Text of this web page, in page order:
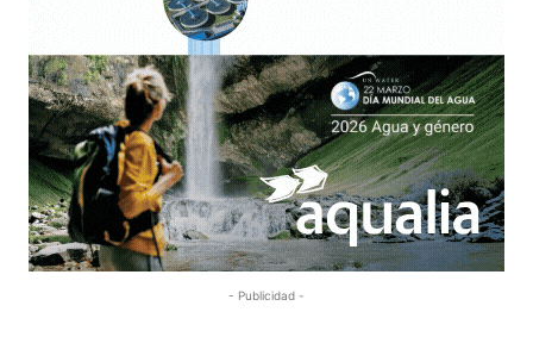
- Publicidad -